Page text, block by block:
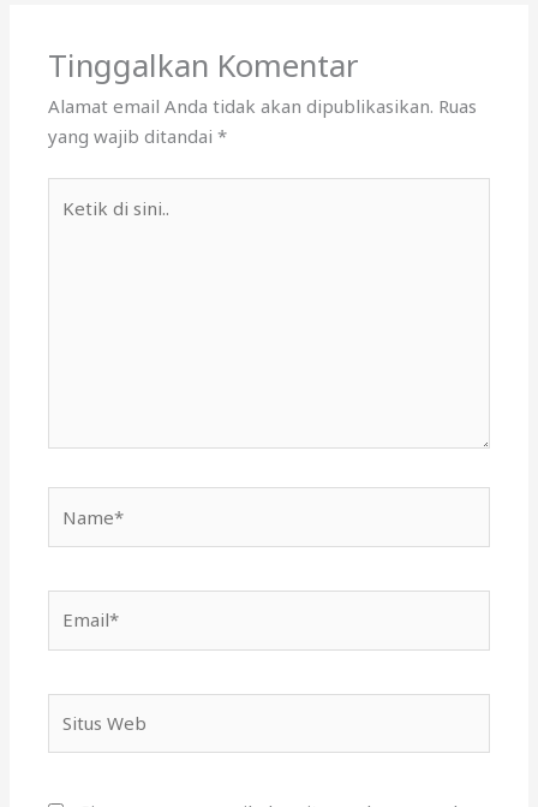
Tinggalkan Komentar
Alamat email Anda tidak akan dipublikasikan. Ruas
yang wajib ditandai*
Web